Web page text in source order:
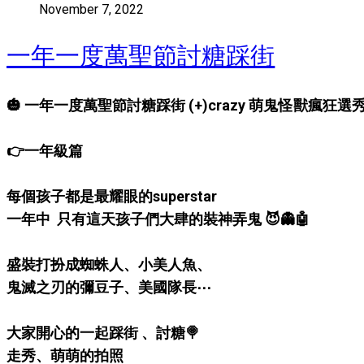
November 7, 2022
一年一度萬聖節討糖踩街
🎃 一年一度萬聖節討糖踩街 (+)crazy 萌鬼怪獸瘋狂選
👉一年級篇
每個孩子都是最耀眼的superstar
一年中 只有這天孩子們大肆的裝神弄鬼 😈👻🤖
盛裝打扮成蜘蛛人、小美人魚、
鬼滅之刃的彌豆子、美國隊長⋯
大家開心的一起踩街 、討糖🍭
走秀、萌萌的拍照